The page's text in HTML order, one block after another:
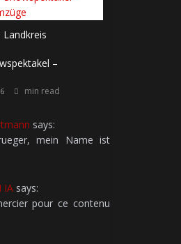
Landkreis
–
min read
says:
mein Name ist
IA says:
pour ce contenu